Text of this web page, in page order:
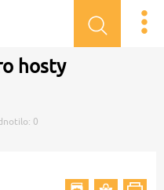
hosty
0